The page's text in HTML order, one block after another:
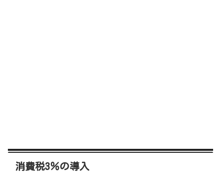
消費税3％の導入